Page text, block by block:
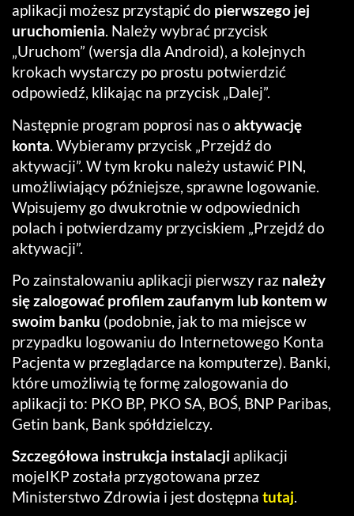
aplikacji możesz przystąpić do pierwszego jej
uruchomienia. Należy wybrać przycisk
„Uruchom” (wersja dla Android), a kolejnych
krokach wystarczy po prostu potwierdzić
odpowiedź, klikając na przycisk „Dalej”.
Następnie program poprosi nas o aktywację
konta . Wybieramy przycisk „Przejdź do
aktywacji”. W tym kroku należy ustawić PIN,
umożliwiający późniejsze, sprawne logowanie.
Wpisujemy go dwukrotnie w odpowiednich
polach i potwierdzamy przyciskiem „Przejdź do
aktywacji”.
Po zainstalowaniu aplikacji pierwszy raz należy
się zalogować profilem zaufanym lub kontem w
swoim banku (podobnie, jak to ma miejsce w
przypadku logowaniu do Internetowego Konta
Pacjenta w przeglądarce na komputerze). Banki,
które umożliwią tę formę zalogowania do
aplikacji to: PKO BP, PKOSA, BOŚ, BNP Paribas,
Getin bank, Bank spółdzielczy.
Szczegółowa instrukcja instalacji aplikacji
mojeIKP została przygotowana przez
Ministerstwo Zdrowia i jest dostępna tutaj.